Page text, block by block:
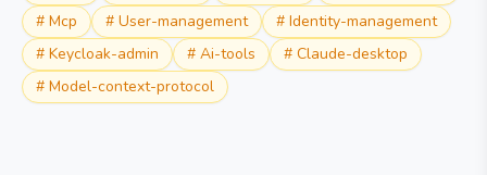
# Mcp # User-management # Identity-management
# Keycloak-admin # Ai-tools # Claude-desktop
# Model-context-protocol